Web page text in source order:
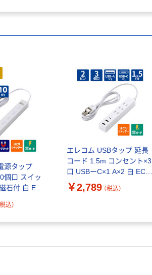
源タップ
個口 スイッ
石付 白 ECT
レコム 1個
税込）
エレコム USBタップ 延長
コード 1.5m コンセント×3
口 USBーC×1 A×2 白 ECT-
38-3A2C15WH 1個
￥2,789 （税込）